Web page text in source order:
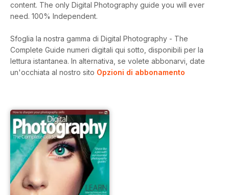
content. The only Digital Photography guide you will ever
need. 100% Independent.
Sfoglia la nostra gamma di Digital Photography - The
Complete Guide numeri digitali qui sotto, disponibili per la
lettura istantanea. In alternativa, se volete abbonarvi, date
un'occhiata al nostro sito Opzioni di abbonamento